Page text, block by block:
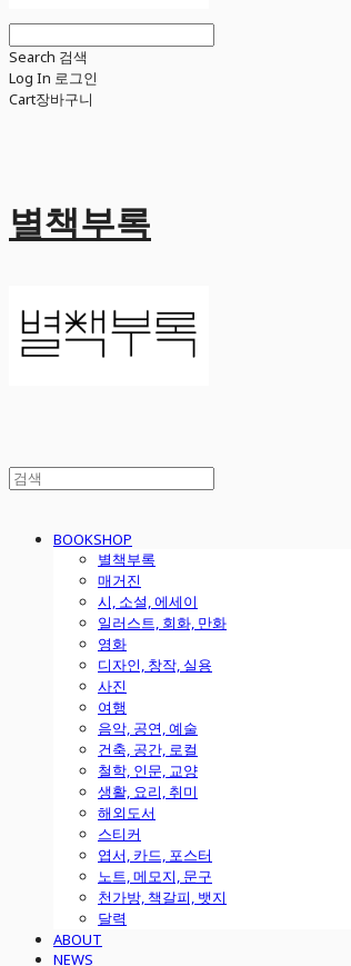
Search 검색
Log In 로그인
Cart장바구니
별책부록
BOOKSHOP
별책부록
매거진
시, 소설, 에세이
일러스트, 회화, 만화
영화
디자인, 창작, 실용
사진
여행
음악, 공연, 예술
건축, 공간, 로컬
철학, 인문, 교양
생활, 요리, 취미
해외도서
스티커
엽서, 카드, 포스터
노트, 메모지, 문구
천가방, 책갈피, 뱃지
달력
ABOUT
NEWS